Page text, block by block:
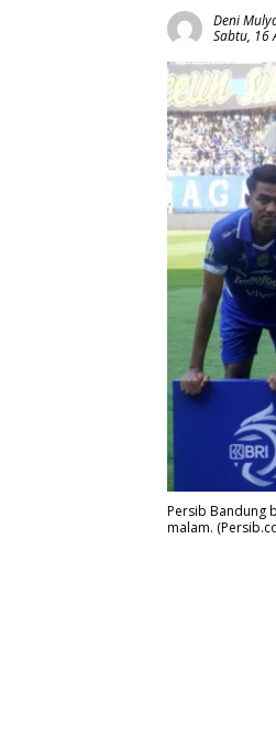
Deni
Sabtu, 16
Persib Bandung
malam.